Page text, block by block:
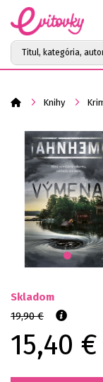
Knihy
•
Skladom
19,90 €
15,40 €